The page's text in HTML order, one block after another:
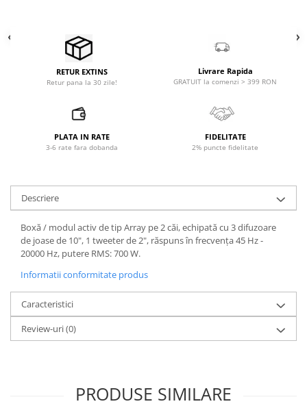
Controllere monitoare de studio
Convertoare AD/DA
Interfete audio
Microfoane de studio
Pop filtre
Protectii antifonice pentru urechi
Rack studio
Recordere portabile
Sintetizatoare
Standuri si stative de monitoare
Subwoofere de studio
Tratament acustic
Lumini si efecte
Case-uri de lumini
RETUR EXTINS
Retur pana la 30 zile!
Livrare Rapida
GRATUIT la comenzi > 399 RON
PLATA IN RATE
3-6 rate fara dobanda
FIDELITATE
2% puncte fidelitate
Descriere
Boxă / modul activ de tip Array pe 2 căi, echipată cu 3 difuzoare
de joase de 10", 1 tweeter de 2", răspuns în frecvența 45 Hz -
20000 Hz, putere RMS: 700 W.
Informatii conformitate produs
Caracteristici
Review-uri(0)
PRODUSE SIMILARE